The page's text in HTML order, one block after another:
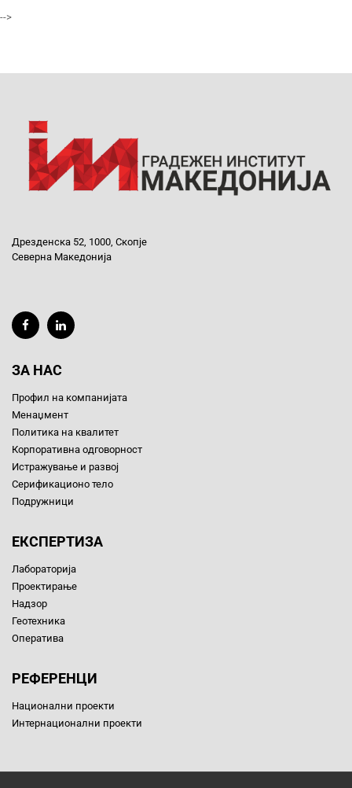
-->
Дрезденска 52, 1000, Скопје
Северна Македонија
ЗА НАС
Профил на компанијата
Менаџмент
Политика на квалитет
Корпоративна одговорност
Истражување и развој
Серификационо тело
Подружници
ЕКСПЕРТИЗА
Лабораторија
Проектирање
Надзор
Геотехника
Оператива
РЕФЕРЕНЦИ
Национални проекти
Интернационални проекти